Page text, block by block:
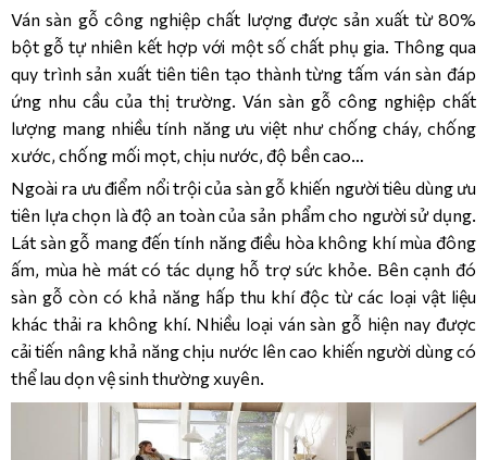
Ván sàn gỗ công nghiệp chất lượng được sản xuất từ 80%
bột gỗ tự nhiên kết hợp với một số chất phụ gia. Thông qua
quy trình sản xuất tiên tiên tạo thành từng tấm ván sàn đáp
ứng nhu cầu của thị trường. Ván sàn gỗ công nghiệp chất
lượng mang nhiều tính năng ưu việt như chống cháy, chống
xước, chống mối mọt, chịu nước, độ bền cao…
Ngoài ra ưu điểm nổi trội của sàn gỗ khiến người tiêu dùng ưu
tiên lựa chọn là độ an toàn của sản phẩm cho người sử dụng.
Lát sàn gỗ mang đến tính năng điều hòa không khí mùa đông
ấm, mùa hè mát có tác dụng hỗ trợ sức khỏe. Bên cạnh đó
sàn gỗ còn có khả năng hấp thu khí độc từ các loại vật liệu
khác thải ra không khí. Nhiều loại ván sàn gỗ hiện nay được
cải tiến nâng khả năng chịu nước lên cao khiến người dùng có
thể lau dọn vệ sinh thường xuyên.